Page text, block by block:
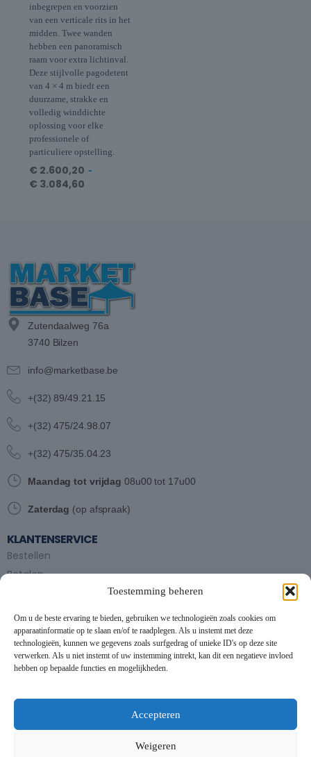
Toestemming beheren
Om u de beste ervaring te bieden, gebruiken we technologieën zoals cookies om
apparaatinformatie op te slaan en/of te raadplegen. Als u instemt met deze
technologieën, kunnen we gegevens zoals surfgedrag of unieke ID's op deze site
verwerken. Als u niet instemt of uw instemming intrekt, kan dit een negatieve invloed
hebben op bepaalde functies en mogelijkheden.
Accepteren
Weigeren
inbegrepen en voorzien
van een verticale rits in het
midden. Twee wanden
hebben een panoramisch
raam voor extra lichtinval.
Deze stijlvolle pagodetent
van 4 × 4 m biedt een
duurzame, strakke en
volledig winddichte
oplossing voor elke
professionele of
particuliere opstelling.
€ 2.600,20 -
€ 3.084,60
Zutendaalweg 76a
3740 Bilzen
info@marketbase.be
+(32) 89/49.21.15
+(32) 475/24.98.07
+(32) 475/35.04.23
Maandag tot vrijdag 08u00 tot 17u00
Zaterdag (op afspraak)
KLANTENSERVICE
Bestellen
Betalen
Partytent huren
Handleiding partytenten
VOORWAARDEN
Privacybeleid
Contact
This website uses cookies to improve your experience. By using
this website you agree to ourData Protection Policy